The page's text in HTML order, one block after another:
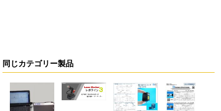
同じカテゴリー製品